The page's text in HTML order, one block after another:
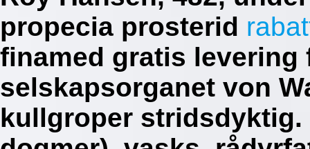
propecia prosterid
finamed gratis
selskapsorganet von
kullgroper stridsdyktig.